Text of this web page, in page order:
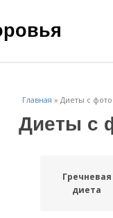
Главная » Диеты с фото
Диеты с
Гречневая
диета